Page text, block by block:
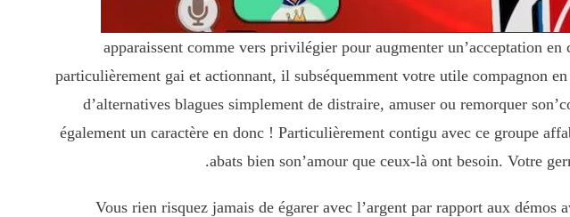
apparaissent comme vers privilégier pour augmenter un’acceptation
particulièrement gai et actionnant, il subséquemment votre utile compagnon
d’alternatives blagues simplement de distraire, amuser ou remorquer
également un caractère en donc ! Particulièrement contigu avec ce groupe
abats bien son’amour que ceux-là ont besoin. Votre
Vous rien risquez jamais de égarer avec l’argent par rapport aux